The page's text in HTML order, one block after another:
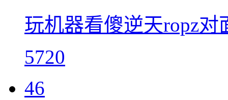
玩机器看傻逆天ropz
5720
46